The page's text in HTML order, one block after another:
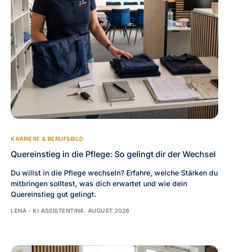
KARRIERE & BERUFSBILD
Quereinstieg in die Pflege: So gelingt dir der Wechsel
Du willst in die Pflege wechseln? Erfahre, welche Stärken du
mitbringen solltest, was dich erwartet und wie dein
Quereinstieg gut gelingt.
LENA - KI ASSISTENTIN4. AUGUST 2026